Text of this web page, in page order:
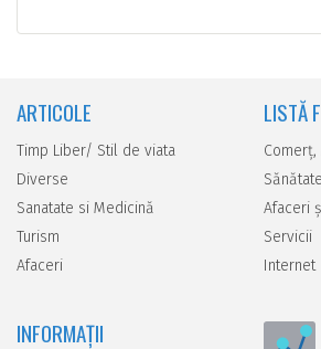
ARTICOLE
Timp Liber/ Stil de viata
Diverse
Sanatate si Medicină
Turism
Afaceri
LISTĂ
Comerţ,
Afaceri
Servicii
Internet
INFORMAȚII